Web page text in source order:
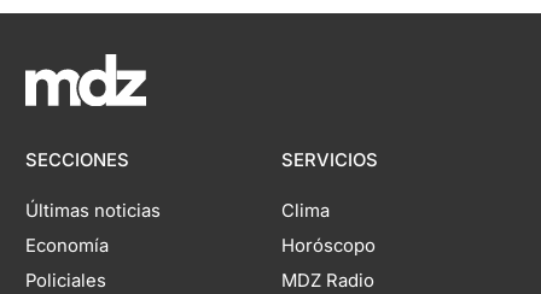
SECCIONES
Últimas noticias
Economía
Policiales
SERVICIOS
Clima
Horóscopo
MDZ Radio